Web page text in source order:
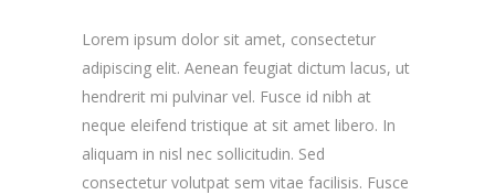
Lorem ipsum dolor sit amet, consectetur
adipiscing elit. Aenean feugiat dictum lacus, ut
hendrerit mi pulvinar vel. Fusce id nibh at
neque eleifend tristique at sit amet libero. In
aliquam in nisl nec sollicitudin. Sed
consectetur volutpat sem vitae facilisis. Fusce